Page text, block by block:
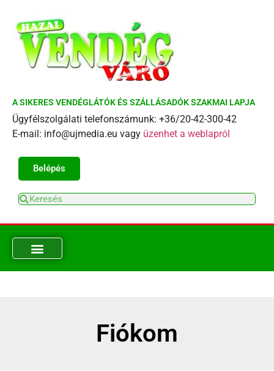
A SIKERES VENDÉGLÁTÓK ÉS SZÁLLÁSADÓK SZAKMAI LAPJA
Ügyfélszolgálati telefonszámunk: +36/20-42-300-42
E-mail: info@ujmedia.eu vagy üzenhet a weblapról
Belépés
Fiókom